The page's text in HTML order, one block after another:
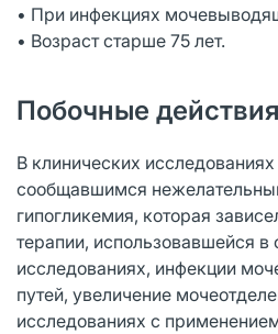
• При инфекциях
• Возраст старше 75 лет.
Побочные действия
В клинических
сообщавшимся
гипогликемия, которая
терапии, использовавшейся в
исследованиях, инфекции
путей, увеличение
исследованиях с